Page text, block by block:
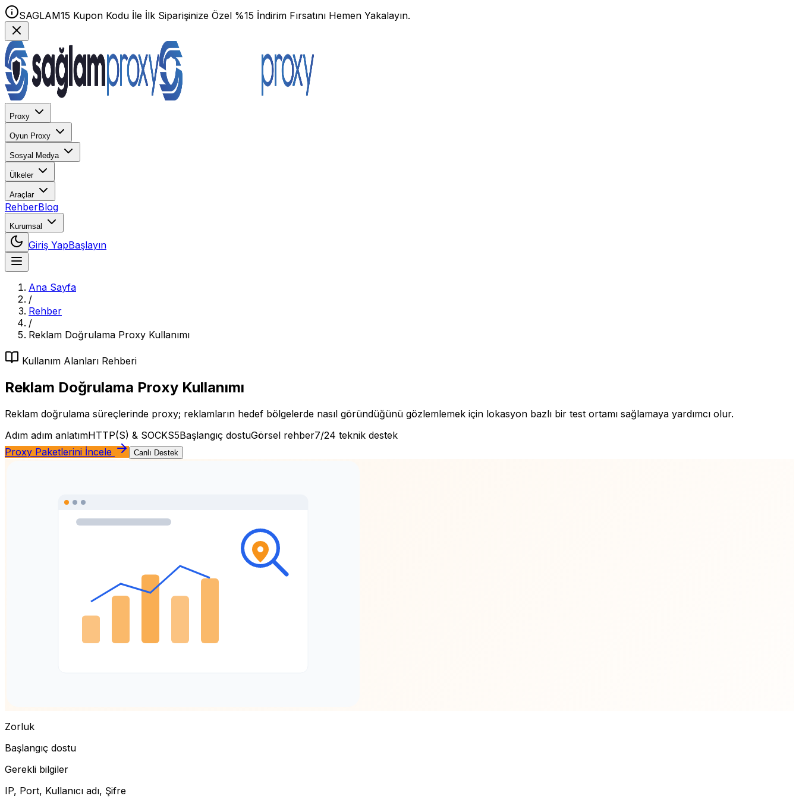
SAGLAM15 Kupon Kodu İle İlk Siparişinize Özel %15 İndirim Fırsatını Hemen Yakalayın.
Proxy
Oyun Proxy
Sosyal Medya
Ülkeler
Araçlar
RehberBlog
Kurumsal
Giriş YapBaşlayın
Ana Sayfa
/
Rehber
/
Reklam Doğrulama Proxy Kullanımı
Kullanım Alanları Rehberi
Reklam Doğrulama Proxy Kullanımı
Reklam doğrulama süreçlerinde proxy; reklamların hedef bölgelerde nasıl göründüğünü gözlemlemek için lokasyon bazlı bir test ortamı sağlamaya yardımcı olur.
Adım adım anlatımHTTP(S) & SOCKS5Başlangıç dostuGörsel rehber7/24 teknik destek
Proxy Paketlerini İncele
Canlı Destek
Zorluk
Başlangıç dostu
Gerekli bilgiler
IP, Port, Kullanıcı adı, Şifre